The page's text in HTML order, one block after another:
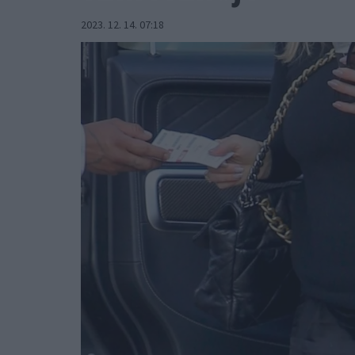
2023. 12. 14. 07:18